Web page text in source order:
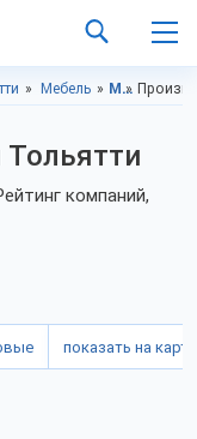
Мебель Мебель, Самарская область
компаний,
показать на карте